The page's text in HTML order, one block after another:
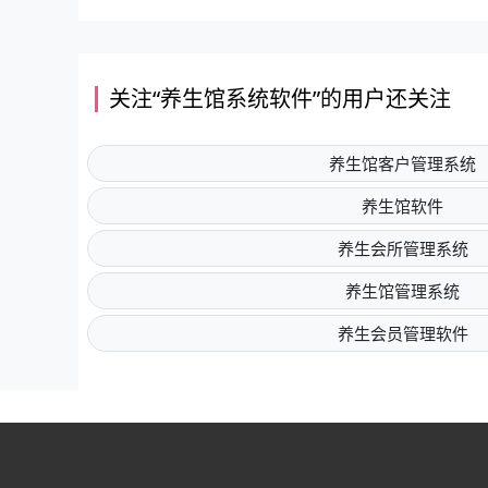
关注“养生馆系统软件”的用户还关注
养生馆客户管理系统
养生馆软件
养生会所管理系统
养生馆管理系统
养生会员管理软件